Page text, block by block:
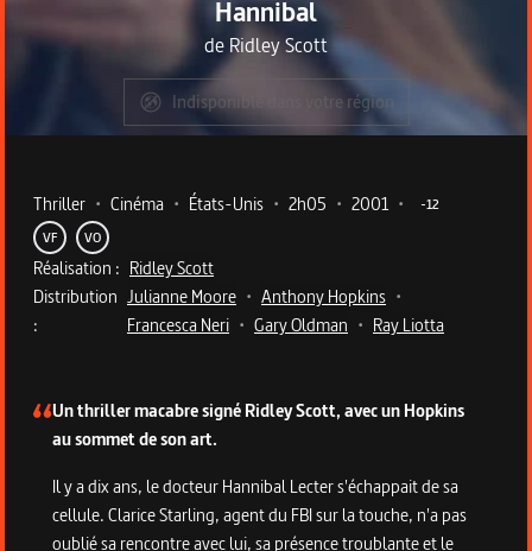
Hannibal
de Ridley Scott
Indisponible dans votre région
Metadata du programme
Thriller • Cinéma • États-Unis • 2h05 • 2001 •
-12
VF
VO
Réalisation : Ridley Scott
Distribution
:
Julianne Moore • Anthony Hopkins •
Francesca Neri • Gary Oldman • Ray Liotta
Un thriller macabre signé Ridley Scott, avec un Hopkins
au sommet de son art.
Il y a dix ans, le docteur Hannibal Lecter s'échappait de sa
cellule. Clarice Starling, agent du FBI sur la touche, n'a pas
oublié sa rencontre avec lui, sa présence troublante et le